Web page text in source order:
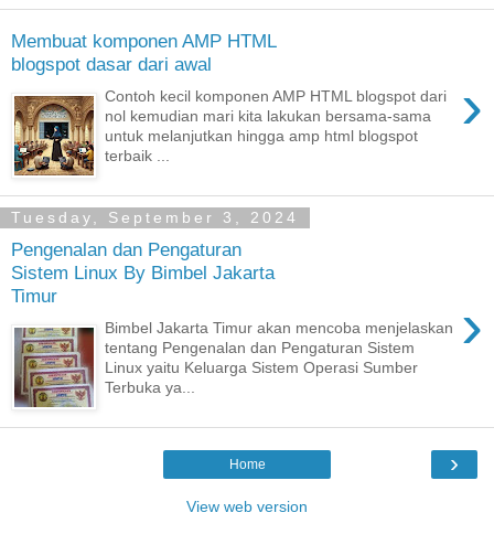
Membuat komponen AMP HTML
blogspot dasar dari awal
›
Contoh kecil komponen AMP HTML blogspot dari
nol kemudian mari kita lakukan bersama-sama
untuk melanjutkan hingga amp html blogspot
terbaik ...
Tuesday, September 3, 2024
Pengenalan dan Pengaturan
Sistem Linux By Bimbel Jakarta
Timur
›
Bimbel Jakarta Timur akan mencoba menjelaskan
tentang Pengenalan dan Pengaturan Sistem
Linux yaitu Keluarga Sistem Operasi Sumber
Terbuka ya...
›
Home
View web version